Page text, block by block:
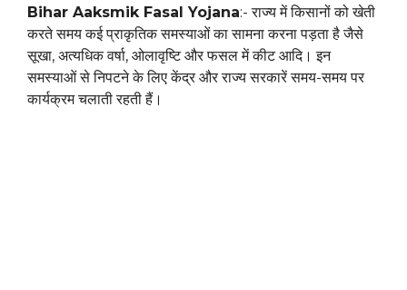
Bihar Aaksmik Fasal Yojana:- राज्य में किसानों को खेती
करते समय कई प्राकृतिक समस्याओं का सामना करना पड़ता है जैसे
सूखा, अत्यधिक वर्षा, ओलावृष्टि और फसल में कीट आदि। इन
समस्याओं से निपटने के लिए केंद्र और राज्य सरकारें समय-समय पर
कार्यक्रम चलाती रहती हैं।